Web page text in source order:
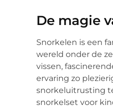
De magie
Snorkelen is een
wereld onder de
vissen,
ervaring zo
snorkeluitrusting
snorkelset voor